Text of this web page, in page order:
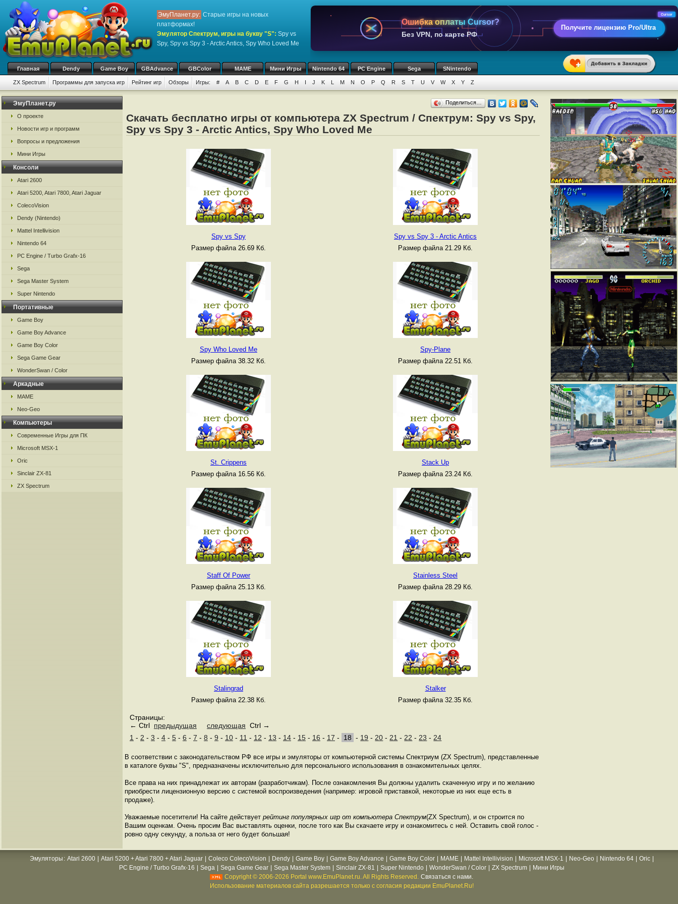
ЭмуПланет.ру: Старые игры на новых
платформах!
Эмулятор Спектрум, игры на букву "S": Spy vs
Spy, Spy vs Spy 3 - Arctic Antics, Spy Who Loved Me
Ошибка оплаты Cursor?
Без VPN, по карте РФ
Получите лицензию Pro/Ultra
Cursor
Главная Dendy Game Boy GBAdvance GBColor MAME Мини Игры Nintendo 64 PC Engine Sega SNintendo
ZX Spectrum Программы для запуска игр Рейтинг игр Обзоры Игры: # A B C D E F G H I J K L M N O P Q R S T U V W X Y Z
ЭмуПланет.ру
О проекте
Новости игр и программ
Вопросы и предложения
Мини Игры
Консоли
Atari 2600
Atari 5200, Atari 7800, Atari Jaguar
ColecoVision
Dendy (Nintendo)
Mattel Intellivision
Nintendo 64
PC Engine / Turbo Grafx-16
Sega
Sega Master System
Super Nintendo
Портативные
Game Boy
Game Boy Advance
Game Boy Color
Sega Game Gear
WonderSwan / Color
Аркадные
MAME
Neo-Geo
Компьютеры
Современные Игры для ПК
Microsoft MSX-1
Oric
Sinclair ZX-81
ZX Spectrum
Поделиться…
Скачать бесплатно игры от компьютера ZX Spectrum / Спектрум: Spy vs Spy,
Spy vs Spy 3 - Arctic Antics, Spy Who Loved Me
Spy vs Spy
Размер файла 26.69 Кб.
Spy vs Spy 3 - Arctic Antics
Размер файла 21.29 Кб.
Spy Who Loved Me
Размер файла 38.32 Кб.
Spy-Plane
Размер файла 22.51 Кб.
St. Crippens
Размер файла 16.56 Кб.
Stack Up
Размер файла 23.24 Кб.
Staff Of Power
Размер файла 25.13 Кб.
Stainless Steel
Размер файла 28.29 Кб.
Stalingrad
Размер файла 22.38 Кб.
Stalker
Размер файла 32.35 Кб.
Страницы:
← Ctrl предыдущая следующая Ctrl →
1 - 2 - 3 - 4 - 5 - 6 - 7 - 8 - 9 - 10 - 11 - 12 - 13 - 14 - 15 - 16 - 17 - 18 - 19 - 20 - 21 - 22 - 23 - 24
В соответствии с законодательством РФ все игры и эмуляторы от компьютерной системы Спектриум (ZX Spectrum), представленные
в каталоге буквы "S", предназначены исключительно для персонального использования в ознакомительных целях.
Все права на них принадлежат их авторам (разработчикам). После ознакомления Вы должны удалить скаченную игру и по желанию
приобрести лицензионную версию с системой воспроизведения (например: игровой приставкой, некоторые из них еще есть в
продаже).
Уважаемые посетители! На сайте действует рейтинг популярных игр от компьютера Спектрум(ZX Spectrum), и он строится по
Вашим оценкам. Очень просим Вас выставлять оценки, после того как Вы скачаете игру и ознакомитесь с ней. Оставить свой голос -
ровно одну секунду, а польза от него будет большая!
Эмуляторы : Atari 2600 Atari 5200 + Atari 7800 + Atari Jaguar Coleco ColecoVision Dendy Game Boy Game Boy Advance Game Boy Color MAME Mattel Intellivision Microsoft MSX-1 Neo-Geo Nintendo 64 Oric
PC Engine / Turbo Grafx-16
Sega Sega Game Gear Sega Master System Sinclair ZX-81 Super Nintendo WonderSwan / Color ZX Spectrum
Мини Игры
Copyright © 2006-2026 Portal www.EmuPlanet.ru. All Rights Reserved. Связаться с нами.
Использование материалов сайта разрешается только с согласия редакции EmuPlanet.Ru!